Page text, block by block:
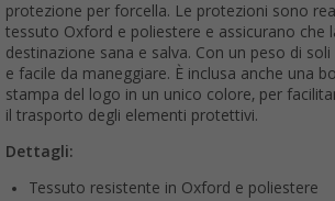
protezione per forcella. Le protezioni sono
tessuto Oxford e poliestere e assicurano che
destinazione sana e salva. Con un peso di
e facile da maneggiare. È inclusa anche una
stampa del logo in un unico colore, per
il trasporto degli elementi protettivi.
Dettagli:
Tessuto resistente in Oxford e poliestere